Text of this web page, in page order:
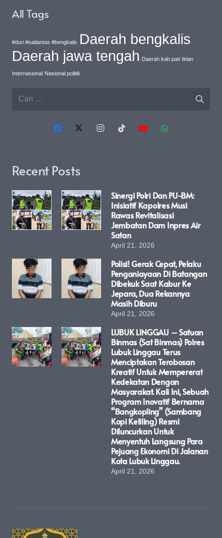
Recent Posts
Sinergi Polri Dan PU-BM:
Inisiatif Kapolres Musi
Rawas Revitalisasi
Jembatan Dam Inpres Air
Satan
April 21, 2026
Polisi! Gerak Cepat, Pelaku
Penganiayaan Di Batangan
Dibekuk Saat Kabur Ke
Jepara, Dua Rekannya
Masih Diburu
April 21, 2026
LUBUK LINGGAU – Satuan
Binmas (Sat Binmas) Polres
Lubuk Linggau Terus
Menciptakan Terobosan
Kreatif Untuk Mempererat
Kedekatan Dengan
Masyarakat. Kali Ini, Sebuah
Program Inovatif Bernama
“Bangkopling” (Sambang
Kopi Keliling) Resmi
Diluncurkan Untuk
Menyentuh Langsung Para
Pejuang Ekonomi Di Jalanan
Kota Lubuk Linggau.
April 21, 2026
All Tags
#duri #satlantas #bengkalis Daerah bengkalis
Daerah jawa tengah Daerah kab pati Iklan
Internasional Nasional politik
Cari